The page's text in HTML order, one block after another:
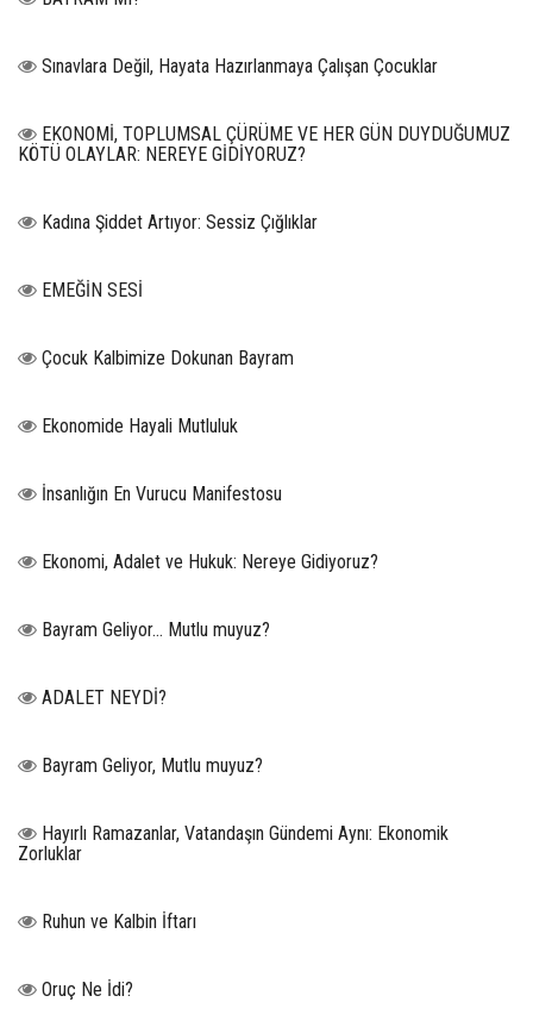
Sınavlara Değil, Hayata Hazırlanmaya Çalışan Çocuklar
EKONOMİ, TOPLUMSAL ÇÜRÜME VE HER GÜN DUYDUĞUMUZ
KÖTÜ OLAYLAR: NEREYE GİDİYORUZ?
Kadına Şiddet Artıyor: Sessiz Çığlıklar
EMEĞİN SESİ
Çocuk Kalbimize Dokunan Bayram
Ekonomide Hayali Mutluluk
İnsanlığın En Vurucu Manifestosu
Ekonomi, Adalet ve Hukuk: Nereye Gidiyoruz?
Bayram Geliyor… Mutlu muyuz?
ADALET NEYDİ?
Bayram Geliyor, Mutlu muyuz?
Hayırlı Ramazanlar, Vatandaşın Gündemi Aynı: Ekonomik
Zorluklar
Ruhun ve Kalbin İftarı
Oruç Ne İdi?